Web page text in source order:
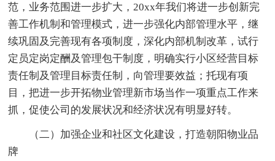
范，业务范围进一步扩大，20xx年我们将进一步创新完
善工作机制和管理模式，进一步强化内部管理水平，继
续巩固及完善现有各项制度，深化内部机制改革，试行
定员定岗定酬及管理包干制度，明确实行小区经营目标
责任制及管理目标责任制，向管理要效益；托现有项
目，把进一步开拓物业管理新市场当作一项重点工作来
抓，促使公司的发展状况和经济状况有明显好转。
（二）加强企业和社区文化建设，打造朝阳物业品
牌